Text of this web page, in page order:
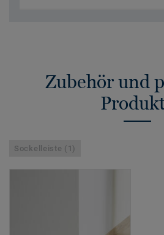
Zubehör und
Sockelleiste (1)